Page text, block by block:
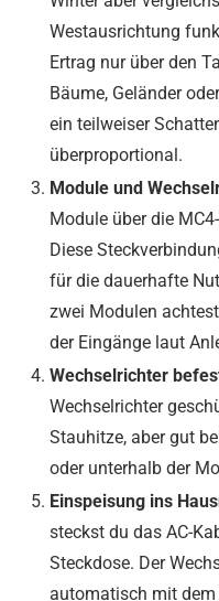
Westausrichtung
Ertrag nur über den
Bäume, Geländer
ein teilweiser
überproportional.
Module und
Module über die
Diese
für die dauerhafte
zwei Modulen
der Eingänge laut
Wechselrichter
Wechselrichter
Stauhitze, aber gut
oder unterhalb der
Einspeisung ins
steckst du das AC-
Steckdose. Der
automatisch mit